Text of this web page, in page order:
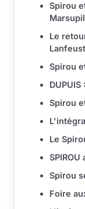
Spirou
Le
Spirou
Spirou
Le
SPIROU
Spirou
Foire